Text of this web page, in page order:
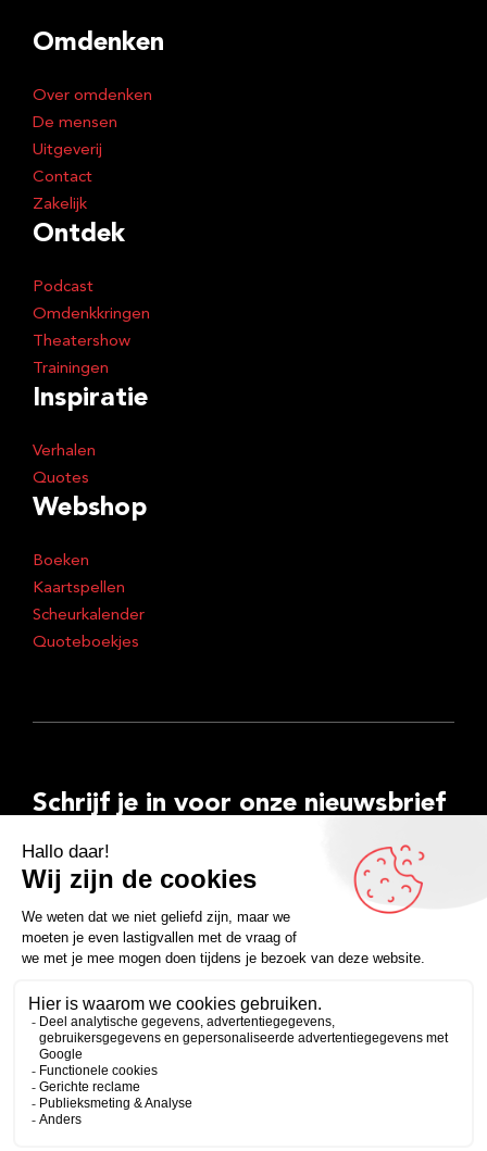
Omdenken
Over omdenken
De mensen
Uitgeverij
Contact
Zakelijk
Ontdek
Podcast
Omdenkkringen
Theatershow
Trainingen
Inspiratie
Verhalen
Quotes
Webshop
Boeken
Kaartspellen
Scheurkalender
Quoteboekjes
Schrijf je in voor onze nieuwsbrief
E-
mailadres
Inschrijven
FacebookInstagramLinkedInYouTubeSpotify
Copyright 2026